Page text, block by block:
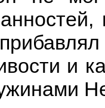
и